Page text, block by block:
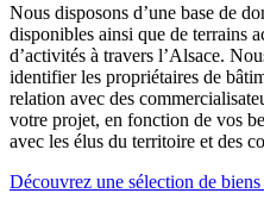
Nous disposons d’une base de
disponibles ainsi que de terrains
d’activités à travers l’Alsace.
identifier les propriétaires de
relation avec des
votre projet, en fonction de vos
avec les élus du territoire et des
Découvrez une sélection de